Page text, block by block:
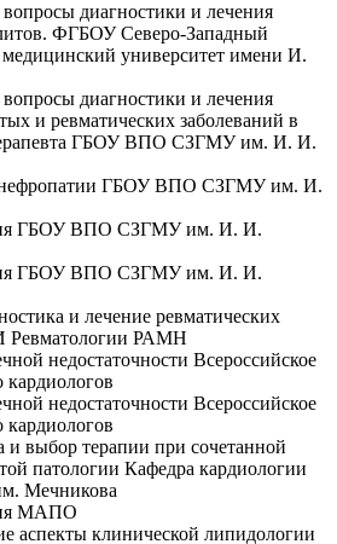
диагностики и лечения
ФГБОУ Северо-Западный
медицинский университет имени И.
диагностики и лечения
и ревматических заболеваний в
ГБОУ ВПО СЗГМУ им. И. И.
нефропатии ГБОУ ВПО СЗГМУ им. И.
ГБОУ ВПО СЗГМУ им. И. И.
ГБОУ ВПО СЗГМУ им. И. И.
и лечение ревматических
Ревматологии РАМН
недостаточности Всероссийское
кардиологов
недостаточности Всероссийское
кардиологов
и выбор терапии при сочетанной
патологии Кафедра кардиологии
Мечникова
МАПО
аспекты клинической липидологии